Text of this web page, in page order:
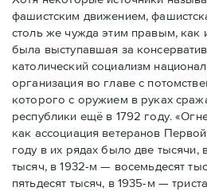
фашистским движением,
столь же чужда этим правым, как
была выступавшая за
католический социализм
организация во главе с
которого с оружием в руках
республики ещё в 1792 году.
как ассоциация ветеранов
году в их рядах было две тысячи,
тысяч, в 1932-м — восемьдесят
пятьдесят тысяч, в 1935-м —